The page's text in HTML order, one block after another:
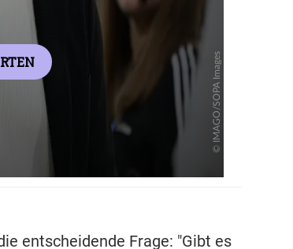
entscheidende Frage: "Gibt es